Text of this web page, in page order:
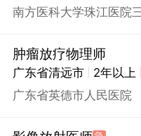
肿瘤放疗物理师
广东省清远市 2年以上
广东省英德市人民医院